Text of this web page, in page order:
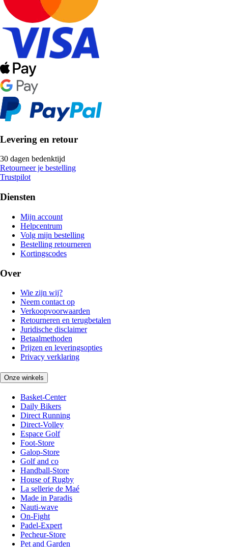
Levering en retour
30 dagen bedenktijd
Retourneer je bestelling
Trustpilot
Diensten
Mijn account
Helpcentrum
Volg mijn bestelling
Bestelling retourneren
Kortingscodes
Over
Wie zijn wij?
Neem contact op
Verkoopvoorwaarden
Retourneren en terugbetalen
Juridische disclaimer
Betaalmethoden
Prijzen en leveringsopties
Privacy verklaring
Onze winkels
Basket-Center
Daily Bikers
Direct Running
Direct-Volley
Espace Golf
Foot-Store
Galop-Store
Golf and co
Handball-Store
House of Rugby
La sellerie de Maé
Made in Paradis
Nauti-wave
On-Fight
Padel-Expert
Pecheur-Store
Pet and Garden